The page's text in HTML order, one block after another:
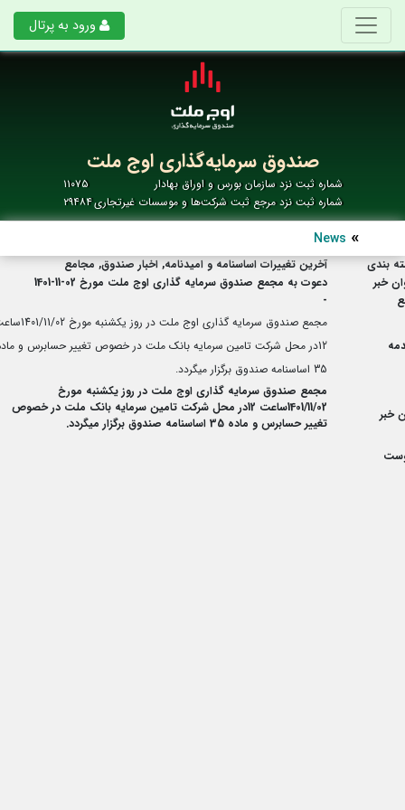
ورود به پرتال
صندوق سرمایه‌گذاری اوج ملت
شماره ثبت نزد سازمان بورس و اوراق بهادار
۱۱۰۷۵
شماره ثبت نزد مرجع ثبت شرکت‌ها و موسسات غیرتجاری۲۹۴۸۴
News
بندی
آخرین تغییرات اساسنامه و امیدنامه, اخبار صندوق, مجامع
خبر
دعوت به مجمع صندوق سرمایه گذاری اوج ملت مورخ 02-11-1401
-
مجمع صندوق سرمایه گذاری اوج ملت در روز
12در محل شرکت تامین سرمایه بانک ملت در خصوص تغییر حسابرس و
35 اساسنامه صندوق برگزار میگردد.
خبر
مجمع صندوق سرمایه گذاری اوج ملت در روز یکشنبه مورخ
1401/11/02ساعت 12در محل شرکت تامین سرمایه بانک ملت در خصوص
تغییر حسابرس و ماده 35 اساسنامه صندوق برگزار میگردد.